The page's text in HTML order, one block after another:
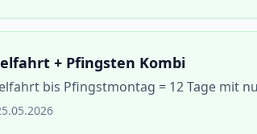
+ Pfingsten Kombi
bis Pfingstmontag = 12 Tage mit